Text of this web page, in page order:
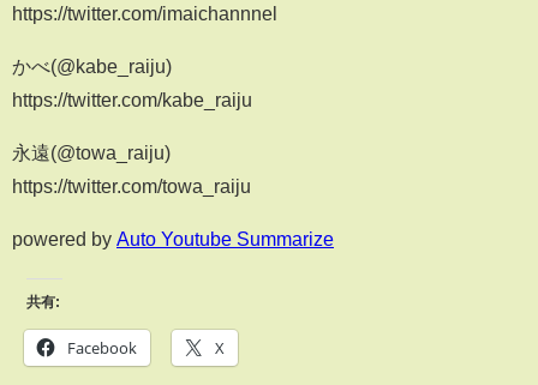
https://twitter.com/imaichannnel
かべ(@kabe_raiju)
https://twitter.com/kabe_raiju
永遠(@towa_raiju)
https://twitter.com/towa_raiju
powered by Auto Youtube Summarize
共有:
Facebook X